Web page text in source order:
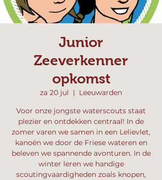
Junior
Zeeverkenner
opkomst
za 20 jul
  |
Leeuwarden
Voor onze jongste waterscouts staat
plezier en ontdekken centraal! In de
zomer varen we samen in een Lelievlet,
kanoën we door de Friese wateren en
beleven we spannende avonturen. In de
winter leren we handige
scoutingvaardigheden zoals knopen,